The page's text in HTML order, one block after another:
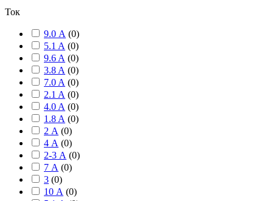
Ток
9.0 А (0)
5.1 A (0)
9.6 A (0)
3.8 A (0)
7.0 A (0)
2.1 A (0)
4.0 A (0)
1.8 A (0)
2 А (0)
4 А (0)
2-3 А (0)
7 А (0)
3 (0)
10 А (0)